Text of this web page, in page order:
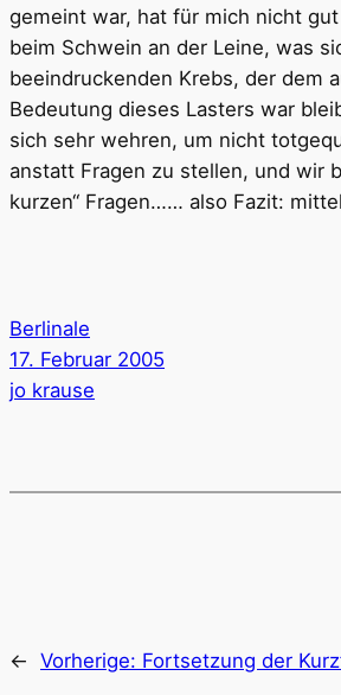
gemeint war, hat für mich nicht
beim Schwein an der Leine, was
beeindruckenden Krebs, der dem
Bedeutung dieses Lasters war
sich sehr wehren, um nicht
anstatt Fragen zu stellen, und wir
kurzen“ Fragen…… also Fazit:
Berlinale
17. Februar 2005
jo krause
← Vorherige: Fortsetzung der